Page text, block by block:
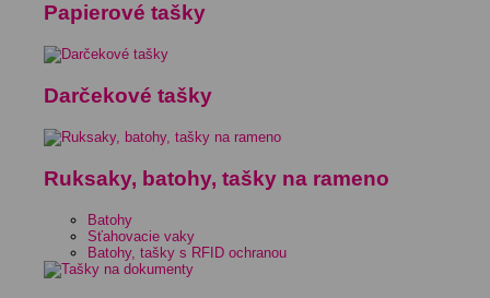
Papierové tašky
Darčekové tašky
Ruksaky, batohy, tašky na rameno
Batohy
Sťahovacie vaky
Batohy, tašky s RFID ochranou